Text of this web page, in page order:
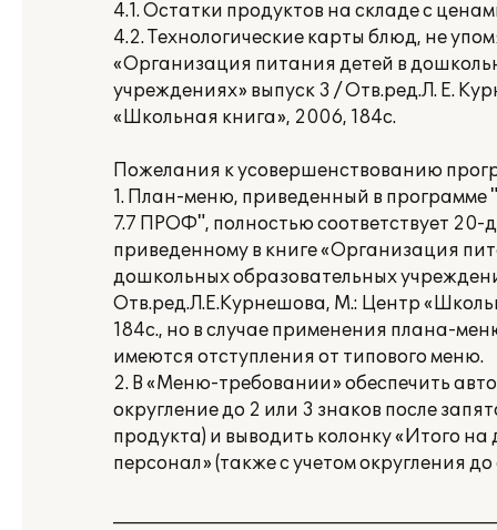
4.1. Остатки продуктов на складе с
4.2. Технологические карты блюд, не
«Организация питания детей в
учреждениях» выпуск 3 / Отв.ред.Л. Е.
«Школьная книга», 2006, 184с.
Пожелания к усовершенствованию
1. План-меню, приведенный в
7.7 ПРОФ", полностью соответствует
приведенному в книге «Организация
дошкольных образовательных
Отв.ред.Л.Е.Курнешова, М.: Центр
184с., но в случае применения плана-
имеются отступления от типового меню.
2. В «Меню-требовании» обеспечить
округление до 2 или 3 знаков после
продукта) и выводить колонку «Итого
персонал» (также с учетом округления